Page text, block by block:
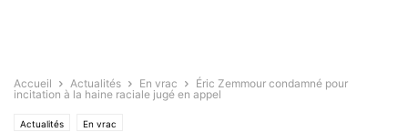
Accueil Actualités En vrac
Éric Zemmour condamné pour
incitation à la haine raciale jugé en appel
Actualités En vrac